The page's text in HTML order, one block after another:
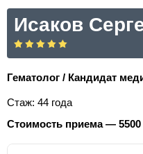
Исаков
Гематолог / Кандидат
Стаж: 44 года
Стоимость приема — 5500